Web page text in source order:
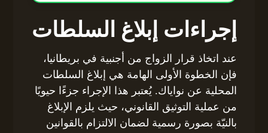
إجراءات إبلاغ السلطات
عند اتخاذ قرار الزواج من أجنبية في بريطانيا،
فإن الخطوة الأولى الهامة هي إبلاغ السلطات
المحلية عن نواياك. يُعتبر هذا الإجراء جزءًا حيويًا
من عملية التوثيق القانوني، حيث يلزم الإبلاغ
بالنيّة بصورة رسمية لضمان الالتزام بالقوانين